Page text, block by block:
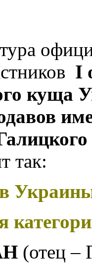
I
куща
так:
Украины
(отец –